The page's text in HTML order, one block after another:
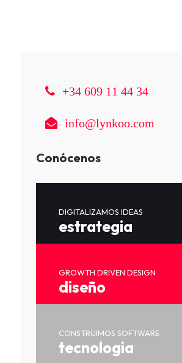
+34 609 11 44 34
info@lynkoo.com
Conócenos
DIGITALIZAMOS IDEAS
estrategia
GROWTH DRIVEN DESIGN
diseño
CONSTRUIMOS SOFTWARE
tecnologia